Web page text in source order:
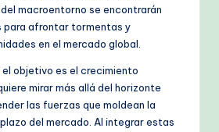
macroentorno se encontrarán
para afrontar tormentas y
en el mercado global.
el objetivo es el crecimiento
mirar más allá del horizonte
las fuerzas que moldean la
del mercado. Al integrar estas